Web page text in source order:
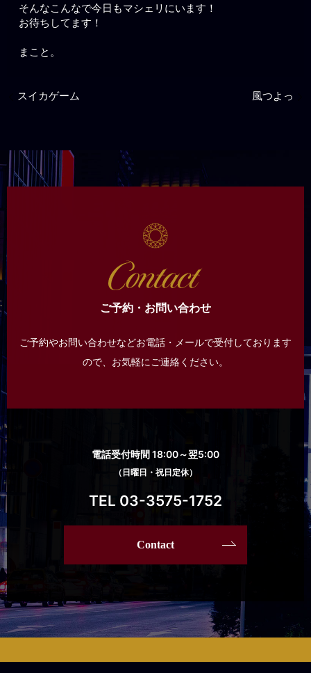
そんなこんなで今日もマシェリにいます！
お待ちしてます！
まこと。
スイカゲーム 風つよっ
ご予約・お問い合わせ
ご予約やお問い合わせなどお電話・メールで受付しております
ので、 お気軽にご連絡ください。
電話受付時間 18:00～翌5:00
（日曜日・祝日定休）
TEL 03-3575-1752
Contact